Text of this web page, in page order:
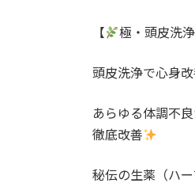
【 極・頭皮洗浄
頭皮洗浄で心身
あらゆる体調不
徹底改善
秘伝の生薬（ハ